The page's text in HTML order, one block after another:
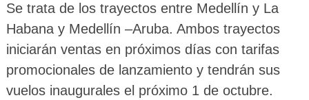
Se trata de los trayectos entre Medellín y La
Habana y Medellín –Aruba. Ambos trayectos
iniciarán ventas en próximos días con tarifas
promocionales de lanzamiento y tendrán sus
vuelos inaugurales el próximo 1 de octubre.